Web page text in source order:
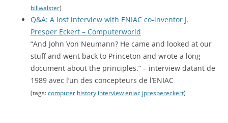
billwalster)
Q&A: A lost interview with ENIAC co-inventor J.
Presper Eckert – Computerworld
“And John Von Neumann? He came and looked at our
stuff and went back to Princeton and wrote a long
document about the principles.” – interview datant de
1989 avec l’un des concepteurs de l’ENIAC
(tags: computer history interview eniac jprespereckert)